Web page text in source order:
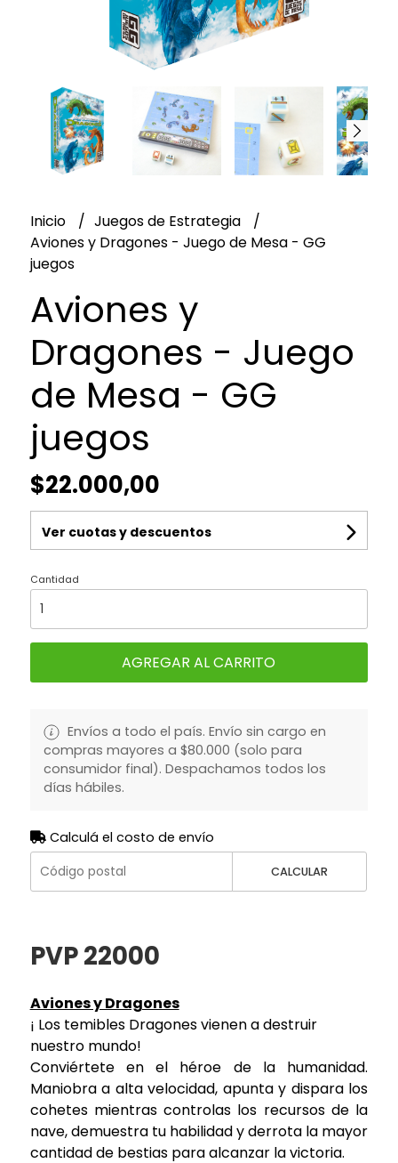
Inicio
Juegos de Estrategia
Aviones y Dragones - Juego de Mesa - GG
juegos
Aviones y
Dragones - Juego
de Mesa - GG
juegos
$22.000,00
Ver cuotas y descuentos
Cantidad
AGREGAR AL CARRITO
Envíos a todo el país. Envío sin cargo en
compras mayores a $80.000 (solo para
consumidor final). Despachamos todos los
días hábiles.
Calculá el costo de envío
CALCULAR
PVP 22000
Aviones y Dragones
¡ Los temibles Dragones vienen a destruir
nuestro mundo!
Conviértete en el héroe de la humanidad.
Maniobra a alta velocidad, apunta y dispara los
cohetes mientras controlas los recursos de la
nave, demuestra tu habilidad y derrota la mayor
cantidad de bestias para alcanzar la victoria.